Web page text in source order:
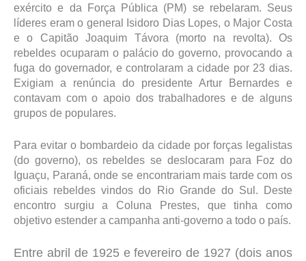
exército e da Força Pública (PM) se rebelaram. Seus
líderes eram o general Isidoro Dias Lopes, o Major Costa
e o Capitão Joaquim Távora (morto na revolta). Os
rebeldes ocuparam o palácio do governo, provocando a
fuga do governador, e controlaram a cidade por 23 dias.
Exigiam a renúncia do presidente Artur Bernardes e
contavam com o apoio dos trabalhadores e de alguns
grupos de populares.
Para evitar o bombardeio da cidade por forças legalistas
(do governo), os rebeldes se deslocaram para Foz do
Iguaçu, Paraná, onde se encontrariam mais tarde com os
oficiais rebeldes vindos do Rio Grande do Sul. Deste
encontro surgiu a Coluna Prestes, que tinha como
objetivo estender a campanha anti-governo a todo o país.
Entre abril de 1925 e fevereiro de 1927 (dois anos